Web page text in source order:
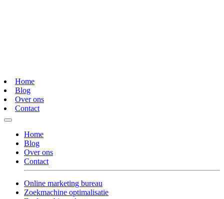
Home
Blog
Over ons
Contact
Home
Blog
Over ons
Contact
Online marketing bureau
Zoekmachine optimalisatie